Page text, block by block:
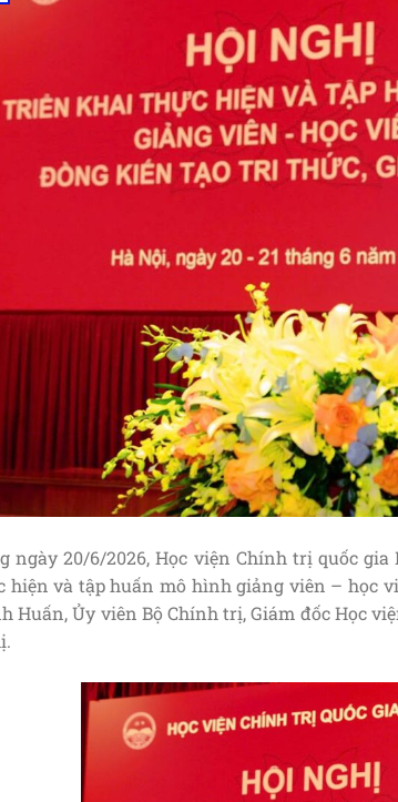
ngày 20/6/2026, Học viện Chính trị quốc
hiện và tập huấn mô hình giảng viên – học
Huấn, Ủy viên Bộ Chính trị, Giám đốc Học